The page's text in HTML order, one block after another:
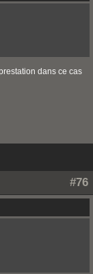
dans ce cas
#76